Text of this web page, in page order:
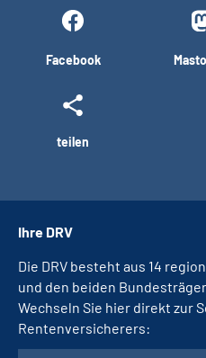
Facebook
teilen
Ihre DRV
Die DRV besteht aus 14
und den beiden
Wechseln Sie hier direkt zur
Rentenversicherers: